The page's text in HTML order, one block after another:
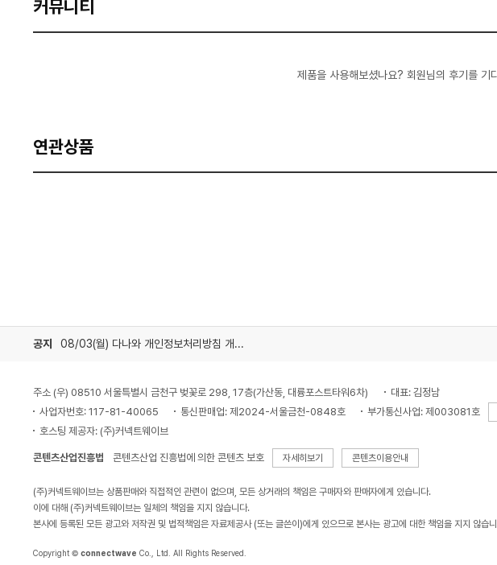
커뮤니티
제품을 사용해보셨나요? 회원님의 후기를 기
연관상품
공지 08/03(월) 다나와 개인정보처리방침 개정 안내
주소 (우) 08510 서울특별시 금천구 벚꽃로 298, 17층(가산동, 대륭포스트타워6차)
대표: 김정남
사업자번호: 117-81-40065
통신판매업: 제2024-서울금천-0848호 부가통신사업: 제003081호
호스팅 제공자: (주)커넥트웨이브
콘텐츠산업진흥법 콘텐츠산업 진흥법에 의한 콘텐츠 보호 자세히보기 콘텐츠이용안내
(주)커넥트웨이브는 상품판매와 직접적인 관련이 없으며, 모든 상거래의 책임은 구매자와 판매자에게 있습니다.
이에 대해 (주)커넥트웨이브는 일체의 책임을 지지 않습니다.
본사에 등록된 모든 광고와 저작권 및 법적책임은 자료제공사 (또는 글쓴이)에게 있으므로 본사는 광고에 대한 책임을 지지 않습
Copyright © connectwave Co., Ltd. All Rights Reserved.